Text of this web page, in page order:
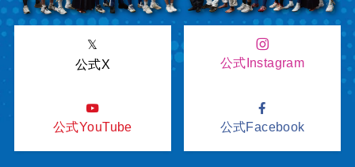
𝕏
公式X
公式Instagram
公式YouTube 公式Facebook